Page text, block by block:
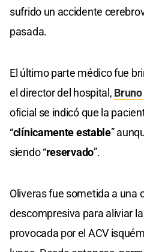
sufrido un accidente
pasada.
El último parte médico fue
el director del hospital,
oficial se indicó que la
“clínicamente estable”
siendo “reservado”.
Oliveras fue sometida a una
descompresiva para aliviar
provocada por el ACV